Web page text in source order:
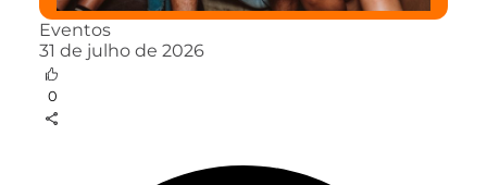
Eventos
31 de julho de 2026
0